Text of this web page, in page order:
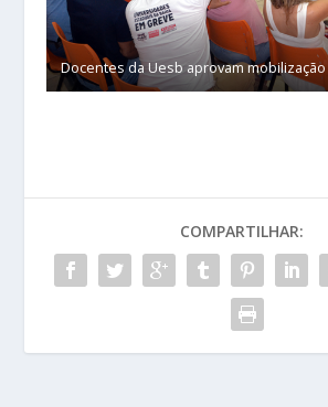
Docentes da Uesb aprovam
COMPARTILHAR: